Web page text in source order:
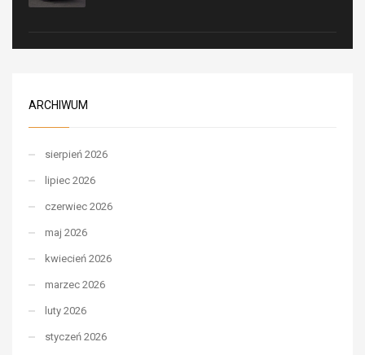
ARCHIWUM
sierpień 2026
lipiec 2026
czerwiec 2026
maj 2026
kwiecień 2026
marzec 2026
luty 2026
styczeń 2026